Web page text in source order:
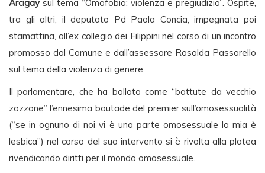
Arcigaysul tema “Omofobia: violenza e pregiudizio”. Ospite,
tra gli altri, il deputato Pd Paola Concia, impegnata poi
stamattina, all’ex collegio dei Filippini nel corso di un incontro
promosso dal Comune e dall’assessore Rosalda Passarello
sul tema della violenza di genere.
Il parlamentare, che ha bollato come “battute da vecchio
zozzone” l’ennesima boutade del premier sull’omosessualità
(“se in ognuno di noi vi è una parte omosessuale la mia è
lesbica”) nel corso del suo intervento si è rivolta alla platea
rivendicando diritti per il mondo omosessuale.